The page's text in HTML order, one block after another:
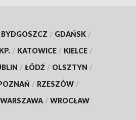
BYDGOSZCZ / GDAŃSK /
/ KATOWICE / KIELCE /
/ ŁÓDŹ / OLSZTYN /
/ RZESZÓW /
WARSZAWA / WROCŁAW